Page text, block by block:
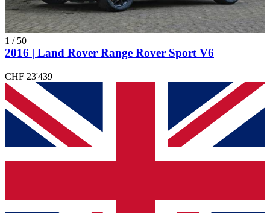
1 / 50
2016 | Land Rover Range Rover Sport V6
CHF 23'439